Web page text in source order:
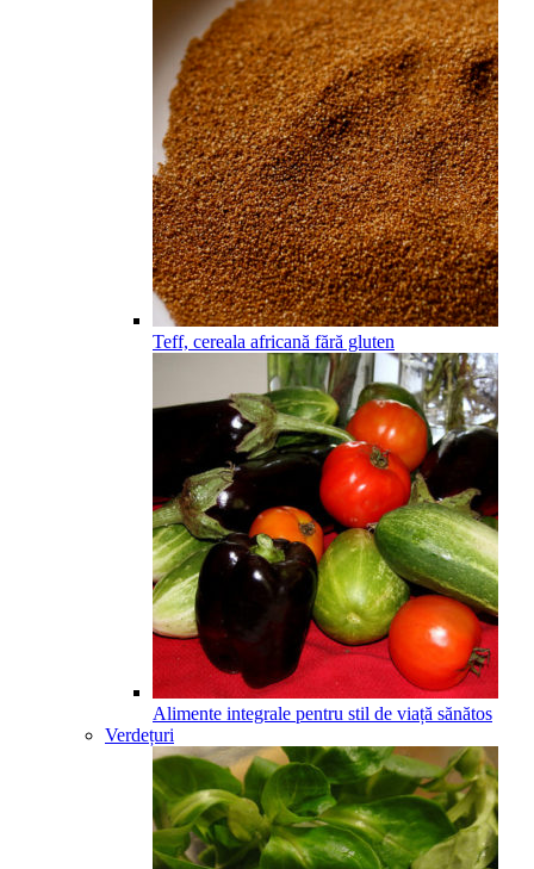
Teff, cereala africană fără gluten
Alimente integrale pentru stil de viață sănătos
Verdețuri